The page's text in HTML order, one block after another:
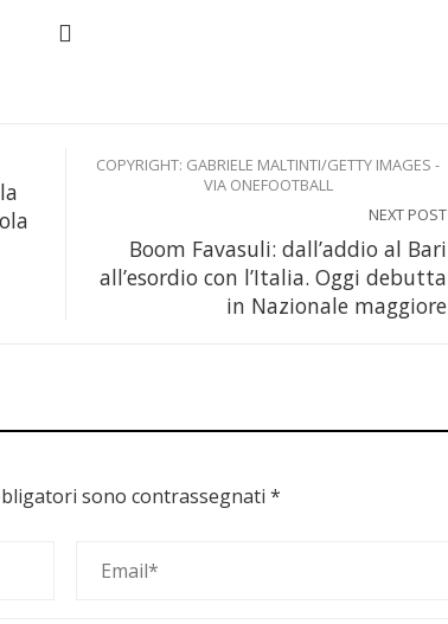
COPYRIGHT: GABRIELE MALTINTI/GETTY IMAGES -
VIA ONEFOOTBALL
NEXT POST
Boom Favasuli: dall’addio al Bari
all’esordio con l’Italia. Oggi debutta
in Nazionale maggiore
sono contrassegnati *